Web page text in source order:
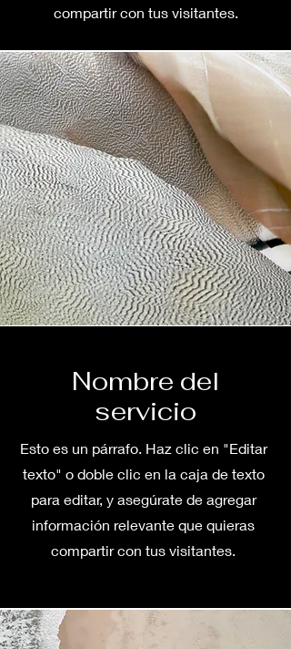
compartir con tus visitantes.
Nombre del
servicio
Esto es un párrafo. Haz clic en "Editar
texto" o doble clic en la caja de texto
para editar, y asegúrate de agregar
información relevante que quieras
compartir con tus visitantes.